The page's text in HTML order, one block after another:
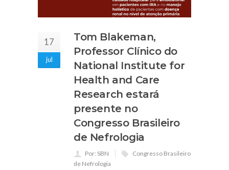
17
jul
Tom Blakeman,
Professor Clínico do
National Institute for
Health and Care
Research estará
presente no
Congresso Brasileiro
de Nefrologia
Por: SBN
Congresso Brasileiro
de Nefrologia